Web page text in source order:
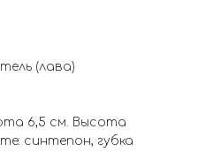
(лава)
6,5 см. Высота
синтепон, губка